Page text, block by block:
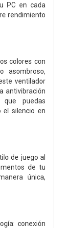
PC en cada
rendimiento
colores con
asombroso,
ventilador
antivibración
puedas
el silencio en
de juego al
de tu
única,
conexión